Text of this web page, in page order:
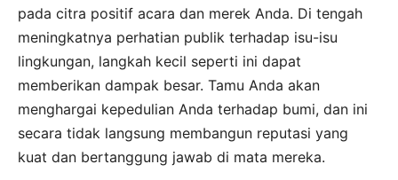
pada citra positif acara dan merek Anda. Di tengah
meningkatnya perhatian publik terhadap isu-isu
lingkungan, langkah kecil seperti ini dapat
memberikan dampak besar. Tamu Anda akan
menghargai kepedulian Anda terhadap bumi, dan ini
secara tidak langsung membangun reputasi yang
kuat dan bertanggung jawab di mata mereka.